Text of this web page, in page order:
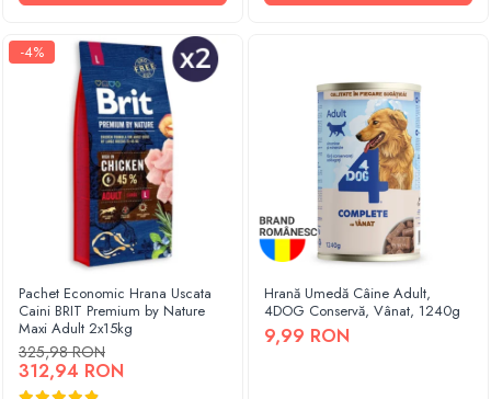
-4%
Pachet Economic Hrana Uscata
Caini BRIT Premium by Nature
Maxi Adult 2x15kg
325,98 RON
312,94 RON
Hrană Umedă Câine Adult,
4DOG Conservă, Vânat, 1240g
9,99 RON